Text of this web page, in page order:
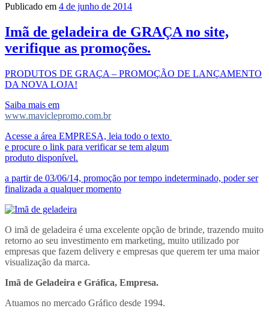
Publicado em 4 de junho de 2014
Imã de geladeira de GRAÇA no site,
verifique as promoções.
PRODUTOS DE GRAÇA – PROMOÇÃO DE LANÇAMENTO
DA NOVA LOJA!
Saiba mais em
www.maviclepromo.com.br
Acesse a área EMPRESA, leia todo o texto
e procure o link para verificar se tem algum
produto disponível.
a partir de 03/06/14, promoção por tempo indeterminado, poder ser
finalizada a qualquer momento
O imã de geladeira é uma excelente opção de brinde, trazendo muito
retorno ao seu investimento em marketing, muito utilizado por
empresas que fazem delivery e empresas que querem ter uma maior
visualização da marca.
Imã de Geladeira e Gráfica, Empresa.
Atuamos no mercado Gráfico desde 1994.